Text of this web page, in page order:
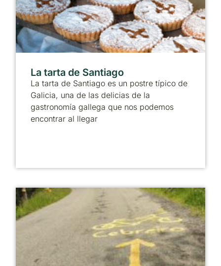
La tarta de Santiago
La tarta de Santiago es un postre típico de
Galicia, una de las delicias de la
gastronomía gallega que nos podemos
encontrar al llegar